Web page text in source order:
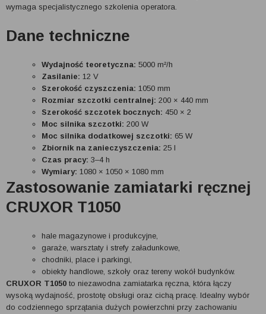
wymaga specjalistycznego szkolenia operatora.
Dane techniczne
Wydajność teoretyczna: 5000 m²/h
Zasilanie: 12 V
Szerokość czyszczenia: 1050 mm
Rozmiar szczotki centralnej: 200 × 440 mm
Szerokość szczotek bocznych: 450 × 2
Moc silnika szczotki: 200 W
Moc silnika dodatkowej szczotki: 65 W
Zbiornik na zanieczyszczenia: 25 l
Czas pracy: 3–4 h
Wymiary: 1080 × 1050 × 1080 mm
Zastosowanie zamiatarki ręcznej
CRUXOR T1050
hale magazynowe i produkcyjne,
garaże, warsztaty i strefy załadunkowe,
chodniki, place i parkingi,
obiekty handlowe, szkoły oraz tereny wokół budynków.
CRUXOR T1050 to niezawodna zamiatarka ręczna, która łączy
wysoką wydajność, prostotę obsługi oraz cichą pracę. Idealny wybór
do codziennego sprzątania dużych powierzchni przy zachowaniu